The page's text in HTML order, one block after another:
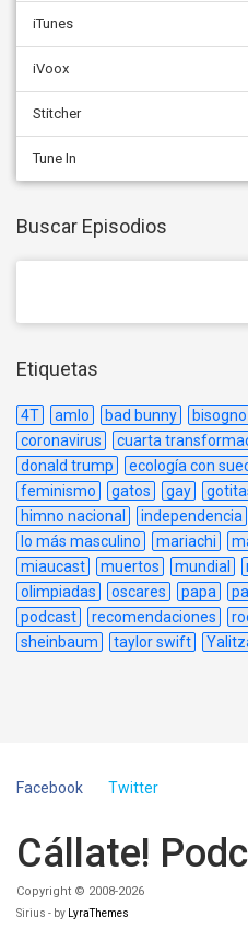
iTunes
iVoox
Stitcher
Tune In
Buscar Episodios
Etiquetas
4T amlo bad bunny bisogno
coronavirus
cuarta
donald trump
ecología con
feminismo
gatos gay
himno nacional
independencia
lo más masculino
mariachi
miaucast
muertos mundial
olimpiadas
oscares papa
podcast
recomendaciones
sheinbaum
taylor swift
Facebook Twitter
Cállate!
Copyright © 2008-2026
Sirius - by LyraThemes